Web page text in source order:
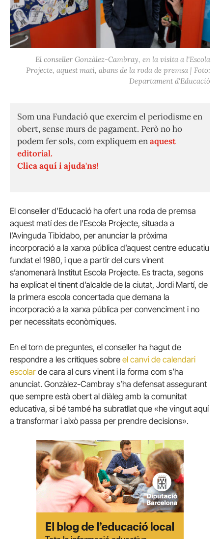
El conseller Gonzàlez-Cambray, en la visita a l'Escola
Projecte, aquest matí, abans de la roda de premsa | Foto:
Departament d'Educació
Som una Fundació que exercim el periodisme en
obert, sense murs de pagament. Però no ho
podem fer sols, com expliquem enaquest
editorial.
Clica aquí i ajuda'ns!
El conseller d’Educació ha ofert una roda de premsa
aquest matí des de l’Escola Projecte, situada a
l’Avinguda Tibidabo, per anunciar la pròxima
incorporació a la xarxa pública d’aquest centre educatiu
fundat el 1980, i que a partir del curs vinent
s’anomenarà Institut Escola Projecte. Es tracta, segons
ha explicat el tinent d’alcalde de la ciutat, Jordi Martí, de
la primera escola concertada que demana la
incorporació a la xarxa pública per convenciment i no
per necessitats econòmiques.
En el torn de preguntes, el conseller ha hagut de
respondre a les crítiques sobre el canvi de calendari
escolar de cara al curs vinent i la forma com s’ha
anunciat. Gonzàlez-Cambray s’ha defensat assegurant
que sempre està obert al diàleg amb la comunitat
educativa, si bé també ha subratllat que «he vingut aquí
a transformar i això passa per prendre decisions».